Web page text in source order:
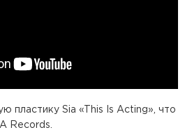
пластику Sia «This Is Acting», что
Records.